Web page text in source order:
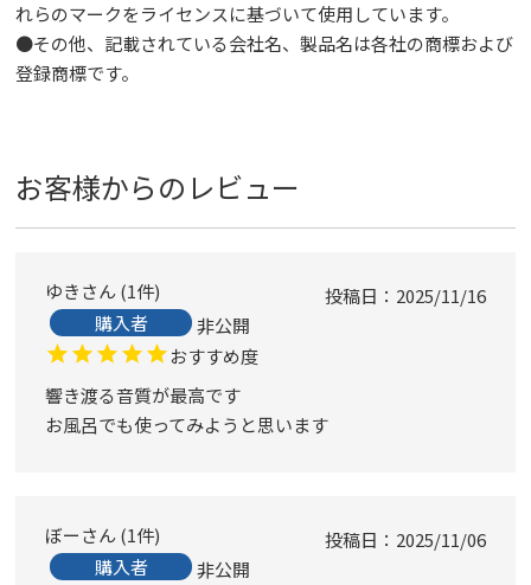
れらのマークをライセンスに基づいて使用しています。
●その他、記載されている会社名、製品名は各社の商標および
登録商標です。
お客様からのレビュー
ゆき 1件
購入者
非公開
投稿日 2025/11/16
おすすめ度
響き渡る音質が最高です
お風呂でも使ってみようと思います
ぼー 1件
購入者
非公開
投稿日 2025/11/06